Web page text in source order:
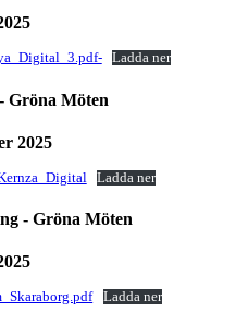
Ladda ner
Gröna Möten
2025
Ladda ner
- Gröna Möten
Ladda ner